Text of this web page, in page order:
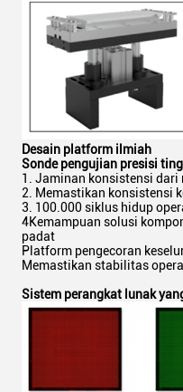
Desain platform ilmiah
Sonde pengujian presisi
1. Jaminan konsistensi dari
2. Memastikan konsistensi
3. 100.000 siklus hidup
4Kemampuan solusi
padat
Platform pengecoran
Memastikan stabilitas
Sistem perangkat lunak